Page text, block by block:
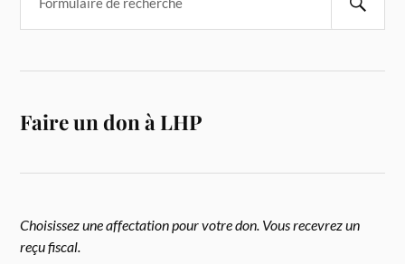
Faire un don à LHP
Choisissez une affectation pour votre don. Vous recevrez un
reçu fiscal.